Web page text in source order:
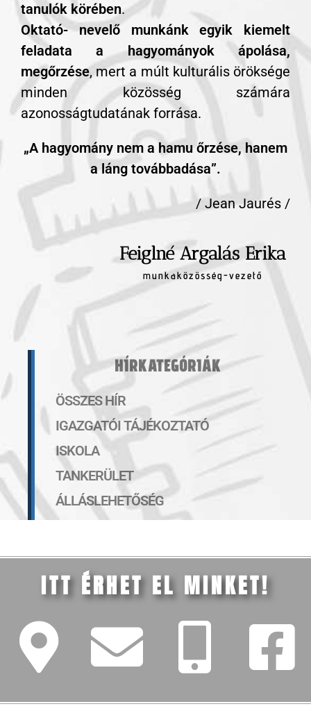
tanulók körében.
Oktató- nevelő munkánk egyik kiemelt
feladata a hagyományok ápolása,
megőrzése, mert a múlt kulturális öröksége
minden közösség számára
azonosságtudatának forrása.
„A hagyomány nem a hamu őrzése, hanem
a láng továbbadása”.
/ Jean Jaurés /
Feiglné Argalás Erika
munkaközösség-vezető
HÍRKATEGÓRIÁK
ÖSSZES HÍR
IGAZGATÓI TÁJÉKOZTATÓ
ISKOLA
TANKERÜLET
ÁLLÁSLEHETŐSÉG
ITT ÉRHET EL MINKET!